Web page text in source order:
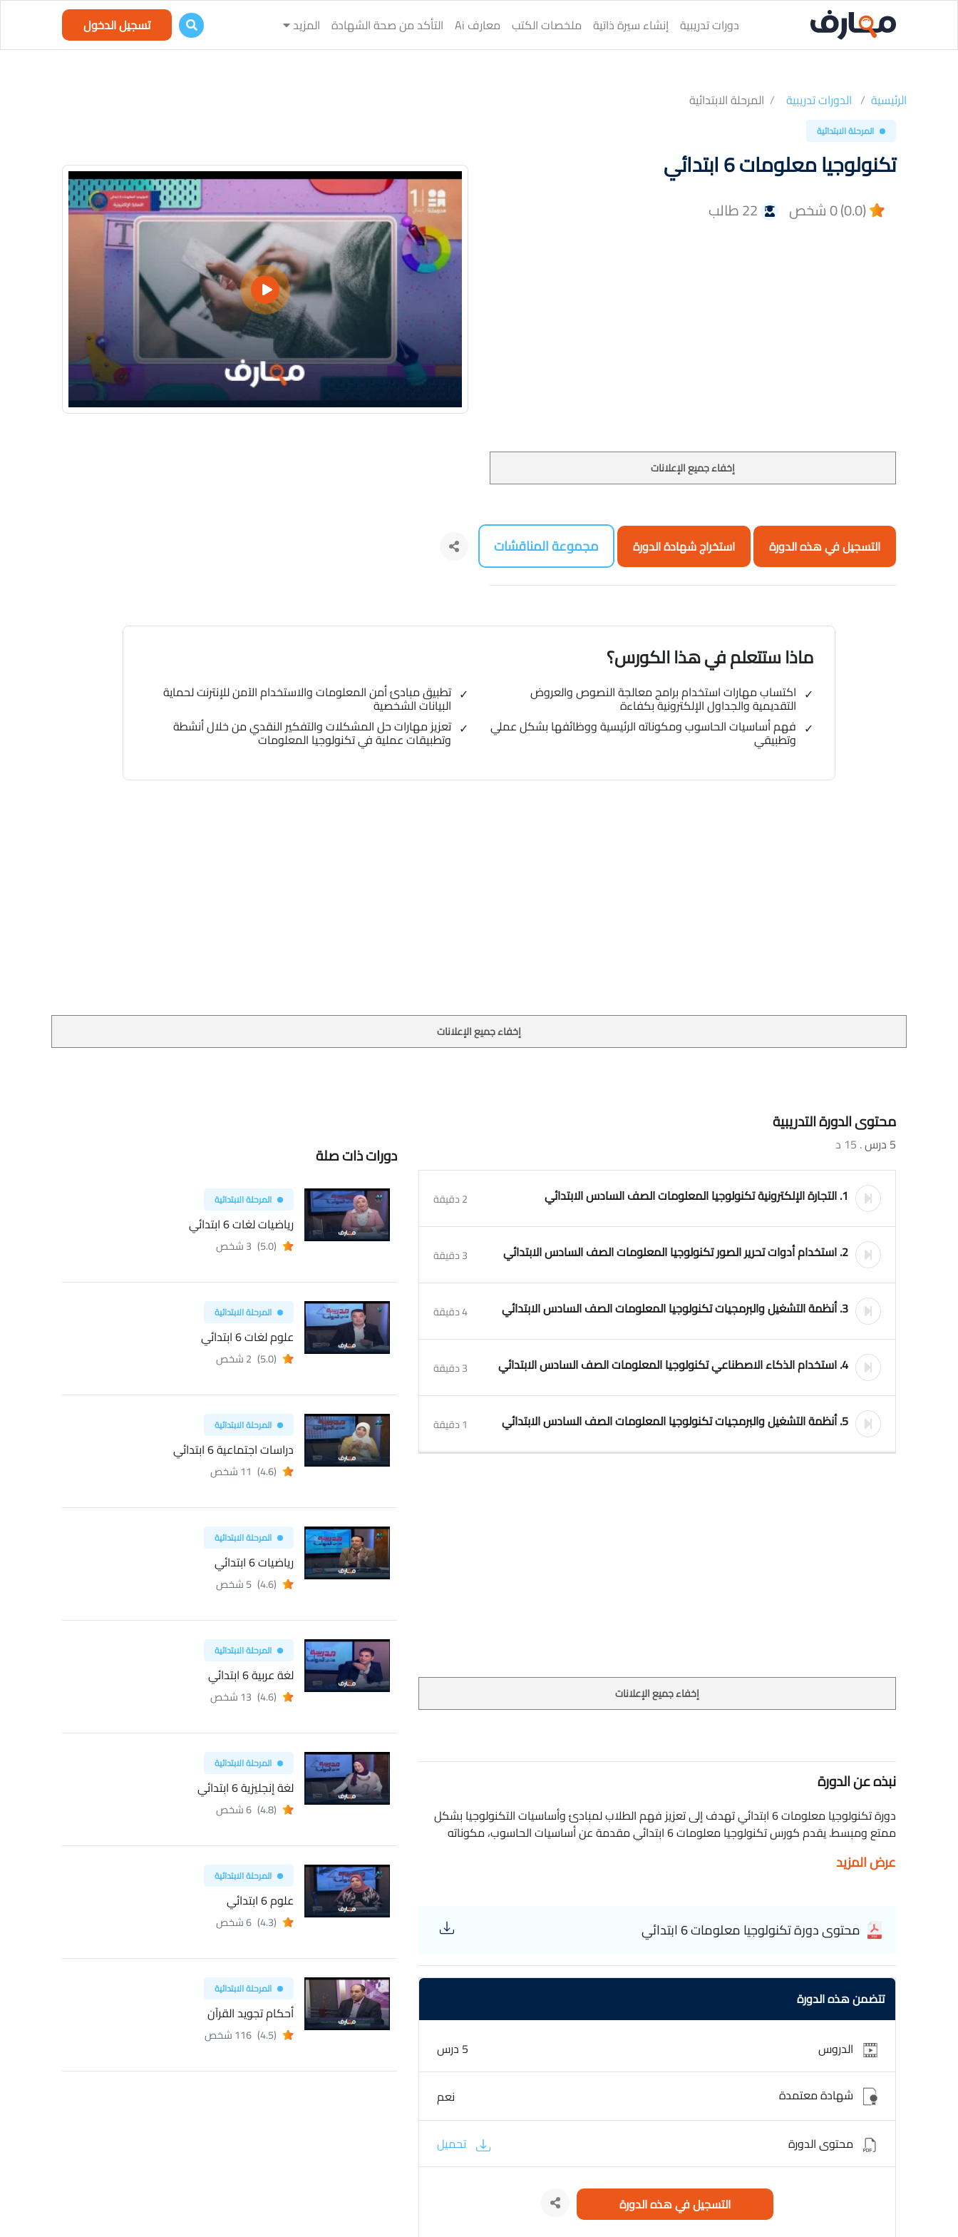
دورات تدريبية إنشاء سيرة ذاتية ملخصات الكتب معارف Ai التأكد من صحة الشهادة المزيد تسجيل الدخول
الرئيسية الدورات تدريبية المرحلة الابتدائية
المرحلة الابتدائية
تكنولوجيا معلومات 6 ابتدائي
(0.0) 0 شخص 22 طالب
إخفاء جميع الإعلانات
التسجيل في هذه الدورة استخراج شهادة الدورة مجموعة المناقشات
ماذا ستتعلم في هذا الكورس؟
اكتساب مهارات استخدام برامج معالجة النصوص والعروض
التقديمية والجداول الإلكترونية بكفاءة
فهم أساسيات الحاسوب ومكوناته الرئيسية ووظائفها بشكل عملي
وتطبيقي
تطبيق مبادئ أمن المعلومات والاستخدام الآمن للإنترنت لحماية
البيانات الشخصية
تعزيز مهارات حل المشكلات والتفكير النقدي من خلال أنشطة
وتطبيقات عملية في تكنولوجيا المعلومات
إخفاء جميع الإعلانات
محتوى الدورة التدريبية
5 درس . 15 د
1. التجارة الإلكترونية تكنولوجيا المعلومات الصف السادس الابتدائي 2 دقيقة
2. استخدام أدوات تحرير الصور تكنولوجيا المعلومات الصف السادس الابتدائي 3 دقيقة
3. أنظمة التشغيل والبرمجيات تكنولوجيا المعلومات الصف السادس الابتدائي 4 دقيقة
4. استخدام الذكاء الاصطناعي تكنولوجيا المعلومات الصف السادس الابتدائي 3 دقيقة
5. أنظمة التشغيل والبرمجيات تكنولوجيا المعلومات الصف السادس الابتدائي 1 دقيقة
إخفاء جميع الإعلانات
نبذه عن الدورة
دورة تكنولوجيا معلومات 6 ابتدائي تهدف إلى تعزيز فهم الطلاب لمبادئ وأساسيات التكنولوجيا بشكل
ممتع ومبسط. يقدم كورس تكنولوجيا معلومات 6 ابتدائي مقدمة عن أساسيات الحاسوب، مكوناته
تغطي الدورة موضوعات مثل أمن المعلومات، الاستخدام الآمن للإنترنت، وتطوير المهارات الأساسية في
باستخدام الجداول. تهدف الدورة إلى تعزيز التفكير النقدي وحل المشكلات عبر تطبيقات عملية، وتطوير
مهارات استخدام التكنولوجيا بطريقة آمنة وفعّالة، مما يمهّد الطلاب للانتقال إلى مراحل تعليمية متقدمة
عرض المزيد
محتوى دورة تكنولوجيا معلومات 6 ابتدائي
تتضمن هذه الدورة
الدروس 5 درس
شهادة معتمدة نعم
محتوى الدورة تحميل
التسجيل في هذه الدورة
دورات ذات صلة
المرحلة الابتدائية
رياضيات لغات 6 ابتدائي
(5.0) 3 شخص
المرحلة الابتدائية
علوم لغات 6 ابتدائي
(5.0) 2 شخص
المرحلة الابتدائية
دراسات اجتماعية 6 ابتدائي
(4.6) 11 شخص
المرحلة الابتدائية
رياضيات 6 ابتدائي
(4.6) 5 شخص
المرحلة الابتدائية
لغة عربية 6 ابتدائي
(4.6) 13 شخص
المرحلة الابتدائية
لغة إنجليزية 6 ابتدائي
(4.8) 6 شخص
المرحلة الابتدائية
علوم 6 ابتدائي
(4.3) 6 شخص
المرحلة الابتدائية
أحكام تجويد القرآن
(4.5) 116 شخص